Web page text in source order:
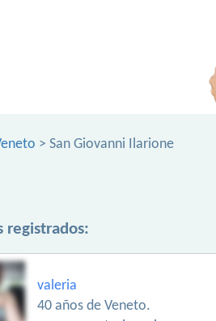
> San Giovanni Ilarione
registrados:
valeria
40 años de Veneto.